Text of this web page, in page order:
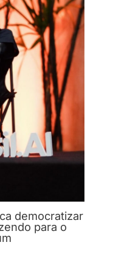
democratizar
para o